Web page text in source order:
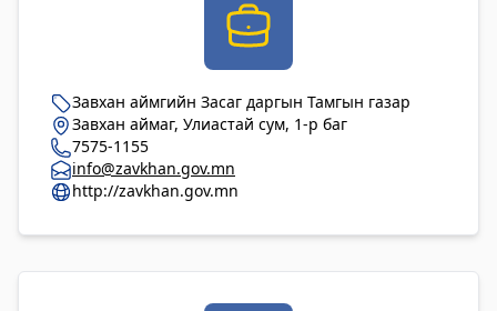
Завхан аймгийн Засаг даргын Тамгын газар
Завхан аймаг, Улиастай сум, 1-р баг
7575-1155
info@zavkhan.gov.mn
http://zavkhan.gov.mn